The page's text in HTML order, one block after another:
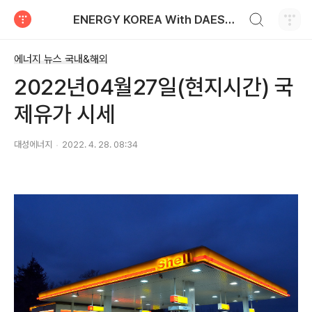
ENERGY KOREA With DAESUNG ENERGY
에너지 뉴스 국내&해외
2022년04월27일(현지시간) 국
제유가 시세
대성에너지 2022. 4. 28. 08:34